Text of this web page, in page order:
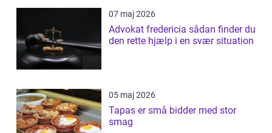
07 maj 2026
Advokat fredericia sådan finder du
den rette hjælp i en svær situation
05 maj 2026
Tapas er små bidder med stor
smag